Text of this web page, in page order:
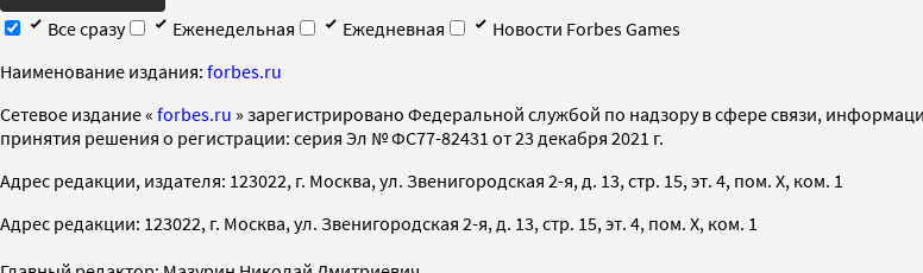
Все сразу
Еженедельная Ежедневная
Новости Forbes Games
Наименование издания: forbes.ru
Cетевое издание « forbes.ru » зарегистрировано Федеральной службой по надзору в сфере связи,
принятия решения о регистрации: серия Эл № ФС77-82431 от 23 декабря 2021 г.
Адрес редакции, издателя: 123022, г. Москва, ул. Звенигородская 2-я, д. 13, стр. 15, эт. 4, пом. X, ком. 1
Адрес редакции: 123022, г. Москва, ул. Звенигородская 2-я, д. 13, стр. 15, эт. 4, пом. X, ком. 1